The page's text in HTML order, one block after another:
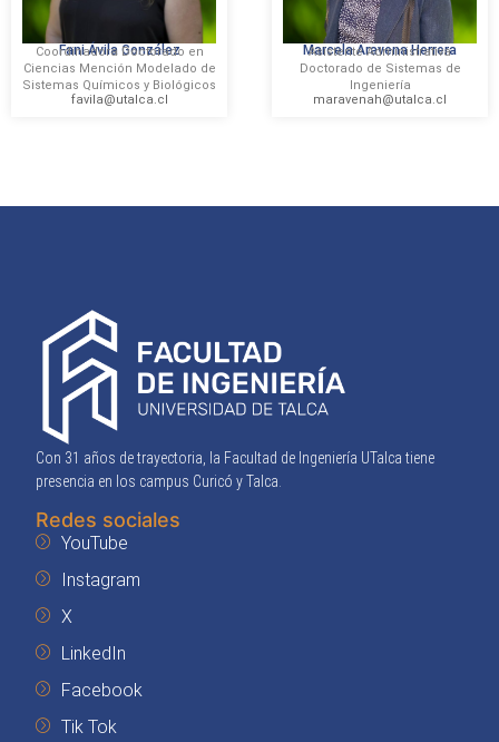
Fani Ávila González
Coordinadora Doctorado en
Ciencias Mención Modelado de
Sistemas Químicos y Biológicos
favila@utalca.cl
Marcela Aravena Herrera
Asistente Administrativa
Doctorado de Sistemas de
Ingeniería
maravenah@utalca.cl
Con 31 años de trayectoria, la Facultad de Ingeniería UTalca tiene
presencia en los campus Curicó y Talca.
Redes sociales
YouTube
Instagram
X
LinkedIn
Facebook
Tik Tok